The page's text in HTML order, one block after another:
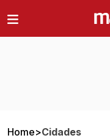
Home>Cidades